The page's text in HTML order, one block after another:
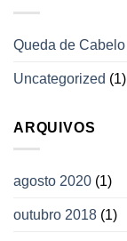
Queda de Cabelo
Uncategorized (1)
ARQUIVOS
agosto 2020 (1)
outubro 2018 (1)